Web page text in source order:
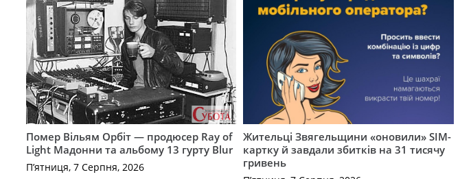
Помер Вільям Орбіт — продюсер Ray of
Light Мадонни та альбому 13 гурту Blur
П’ятниця, 7 Серпня, 2026
Жительці Звягельщини «оновили» SIM-
картку й завдали збитків на 31 тисячу
гривень